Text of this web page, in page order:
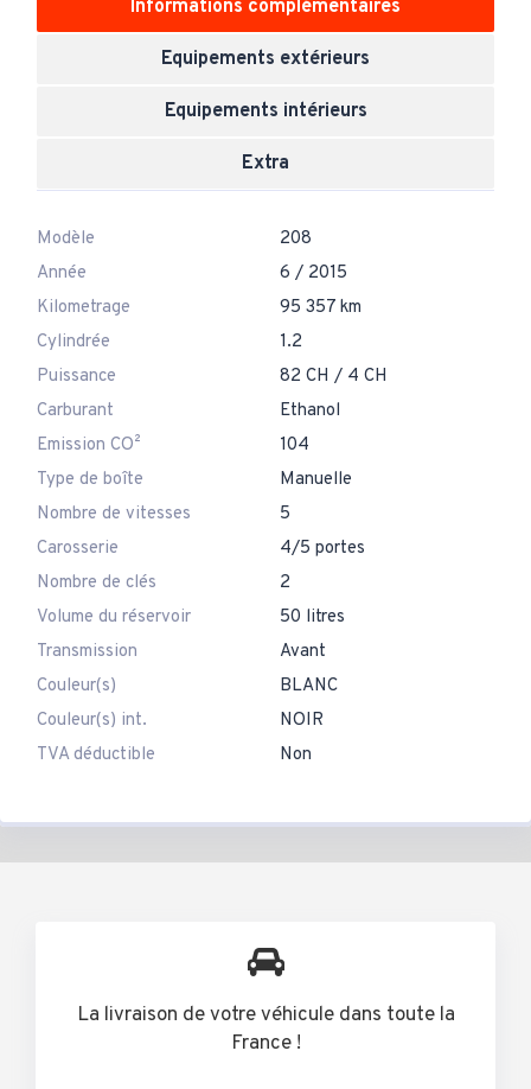
Informations complémentaires
Equipements extérieurs
Equipements intérieurs
Extra
Modèle
208
Année
6 / 2015
Kilometrage
95 357 km
Cylindrée
1.2
Puissance
82 CH / 4 CH
Carburant
Ethanol
Emission CO²
104
Type de boîte
Manuelle
Nombre de vitesses
5
Carosserie
4/5 portes
Nombre de clés
2
Volume du réservoir
50 litres
Transmission
Avant
Couleur(s)
BLANC
Couleur(s) int.
NOIR
TVA déductible
Non
La livraison de votre véhicule dans toute la
France !